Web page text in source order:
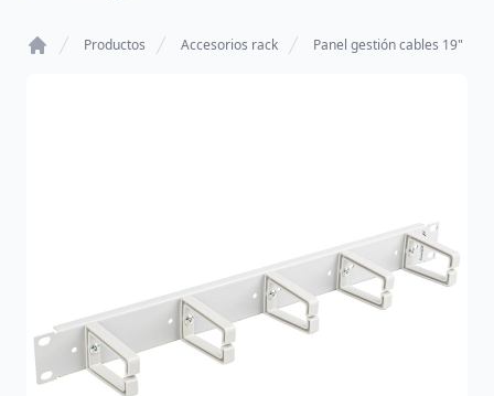
Productos Accesorios rack Panel gestión cables 19"